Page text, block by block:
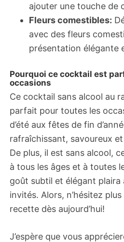
ajouter une touche de
Fleurs comestibles:
avec des fleurs
présentation élégante
Pourquoi ce cocktail est
occasions
Ce cocktail sans alcool au
parfait pour toutes les
d’été aux fêtes de fin
rafraîchissant, savoureux
De plus, il est sans alcool,
à tous les âges et à toutes
goût subtil et élégant plaira
invités. Alors, n’hésitez
recette dès aujourd’hui!
J’espère que vous